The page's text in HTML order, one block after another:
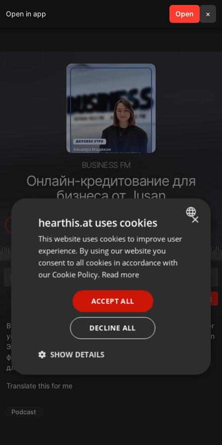
Open in app Open ×
search menu
BUSINESS FM
Онлайн-кредитование для
бизнеса от Jusan
429 1
Post
В эфире программы «Деловое утро» старший product owner
управления разработки продуктов массового бизнеса Jusan
Эльвира Мадихан рассказала о развитии цифровых
финансовых инструментов и удобстве получения кредитов
для предпринимателей
Translate this for me
Podcast
ENGLISH
GERMAN
×
hearthis.at uses cookies
This website uses cookies to improve user
experience. By using our website you
consent to all cookies in accordance with
our Cookie Policy. Read more
ACCEPT ALL
DECLINE ALL
SHOW DETAILS
Strictly
necessary
Targeting Functionality